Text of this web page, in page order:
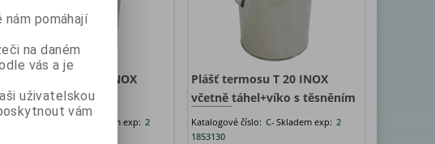
Plášť termosu T 20 INOX
včetně táhel
Katalogové číslo: Skladem exp: 2
Plášť termosu T 20 INOX
včetně táhel+víko s těsněním
Katalogové číslo: C-
1853130
Skladem exp: 2
pomáhají
na daném
vás a je
uživatelskou
vám